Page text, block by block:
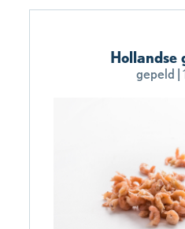
Hollandse
gepeld |